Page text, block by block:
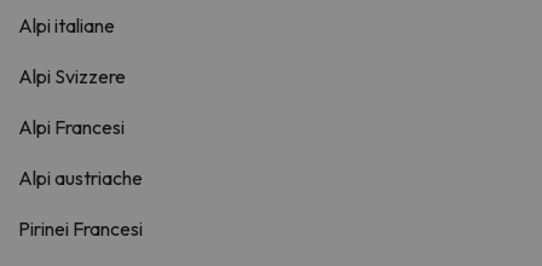
Alpi italiane
Alpi Svizzere
Alpi Francesi
Alpi austriache
Pirinei Francesi